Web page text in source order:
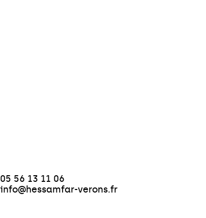
05 56 13 11 06
info@hessamfar-verons.fr